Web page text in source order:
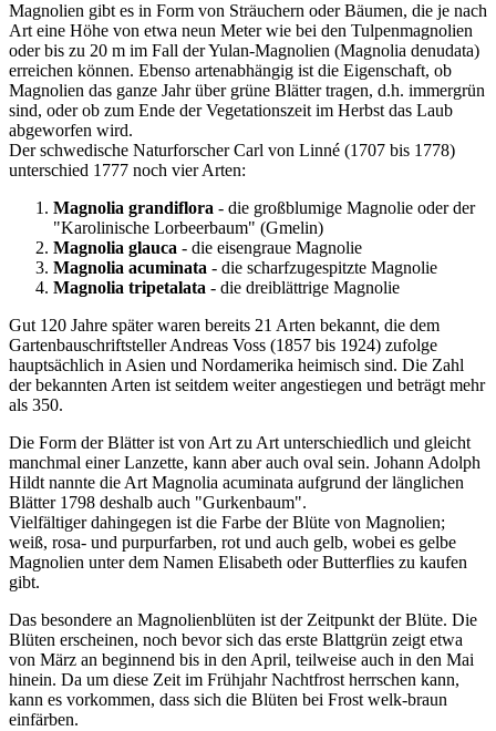
Magnolien gibt es in Form von Sträuchern oder Bäumen, die je nach
Art eine Höhe von etwa neun Meter wie bei den Tulpenmagnolien
oder bis zu 20 m im Fall der Yulan-Magnolien (Magnolia denudata)
erreichen können. Ebenso artenabhängig ist die Eigenschaft, ob
Magnolien das ganze Jahr über grüne Blätter tragen, d.h. immergrün
sind, oder ob zum Ende der Vegetationszeit im Herbst das Laub
abgeworfen wird.
Der schwedische Naturforscher Carl von Linné (1707 bis 1778)
unterschied 1777 noch vier Arten:
Magnolia grandiflora - die großblumige Magnolie oder der
"Karolinische Lorbeerbaum" (Gmelin)
Magnolia glauca - die eisengraue Magnolie
Magnolia acuminata - die scharfzugespitzte Magnolie
Magnolia tripetalata - die dreiblättrige Magnolie
Gut 120 Jahre später waren bereits 21 Arten bekannt, die dem
Gartenbauschriftsteller Andreas Voss (1857 bis 1924) zufolge
hauptsächlich in Asien und Nordamerika heimisch sind. Die Zahl
der bekannten Arten ist seitdem weiter angestiegen und beträgt mehr
als 350.
Die Form der Blätter ist von Art zu Art unterschiedlich und gleicht
manchmal einer Lanzette, kann aber auch oval sein. Johann Adolph
Hildt nannte die Art Magnolia acuminata aufgrund der länglichen
Blätter 1798 deshalb auch "Gurkenbaum".
Vielfältiger dahingegen ist die Farbe der Blüte von Magnolien;
weiß, rosa- und purpurfarben, rot und auch gelb, wobei es gelbe
Magnolien unter dem Namen Elisabeth oder Butterflies zu kaufen
gibt.
Das besondere an Magnolienblüten ist der Zeitpunkt der Blüte. Die
Blüten erscheinen, noch bevor sich das erste Blattgrün zeigt etwa
von März an beginnend bis in den April, teilweise auch in den Mai
hinein. Da um diese Zeit im Frühjahr Nachtfrost herrschen kann,
kann es vorkommen, dass sich die Blüten bei Frost welk-braun
einfärben.